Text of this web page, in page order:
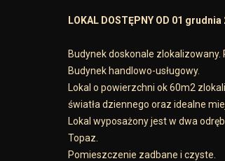
LOKAL DOSTĘPNY OD 01 grudnia
Budynek doskonale zlokalizowany.
Budynek handlowo-usługowy.
Lokal o powierzchni ok 60m2
światła dziennego oraz idealne
Lokal wyposażony jest w dwa
Topaz.
Pomieszczenie zadbane i czyste.